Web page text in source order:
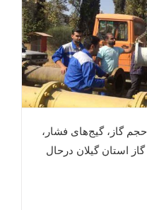
گاز، گیج‌های فشار،
استان گیلان درحال